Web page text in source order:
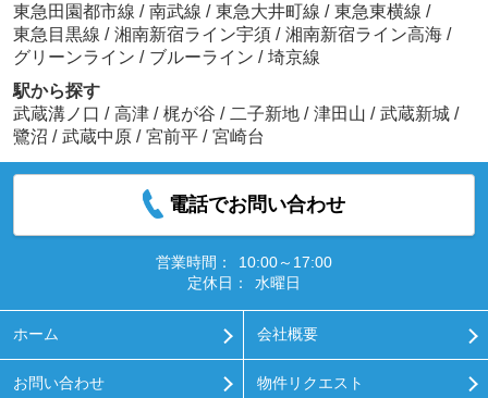
東急田園都市線 / 南武線 / 東急大井町線 / 東急東横線 /
東急目黒線 / 湘南新宿ライン宇須 / 湘南新宿ライン高海 /
グリーンライン / ブルーライン / 埼京線
駅から探す
武蔵溝ノ口 / 高津 / 梶が谷 / 二子新地 / 津田山 / 武蔵新城 /
鷺沼 / 武蔵中原 / 宮前平 / 宮崎台
電話でお問い合わせ
営業時間：
10:00～17:00
定休日：
水曜日
ホーム 会社概要
お問い合わせ 物件リクエスト